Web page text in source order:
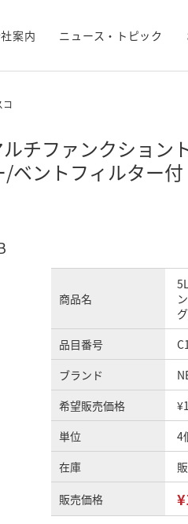
案内 ニュース・トピック
コ
チファンクショ
/ベントフィルター
商品名
品目番号
ブランド
希望販売価格
単位
4
在庫
販売価格